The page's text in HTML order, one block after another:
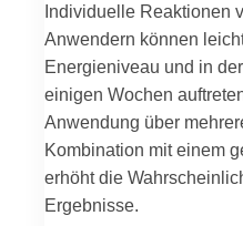
Individuelle Reaktionen
Anwendern können
Energieniveau und in
einigen Wochen
Anwendung über
Kombination mit einem
erhöht die
Ergebnisse.